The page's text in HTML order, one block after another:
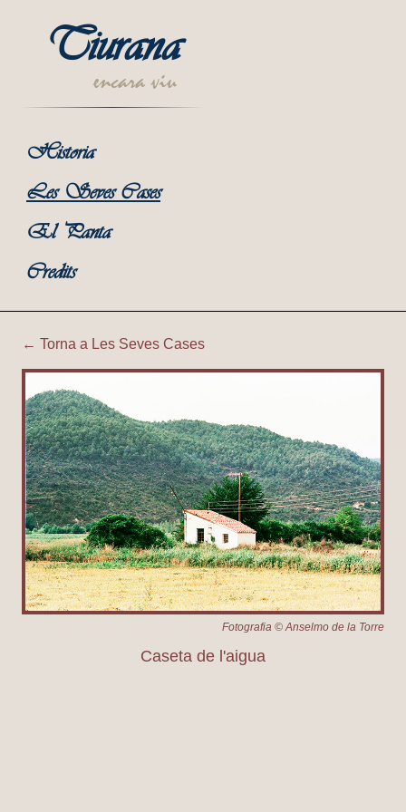
Tiurana
encara viu
Historia
Les Seves Cases
El Panta
Credits
Tiurana | Caseta de l'aigua
← Torna a Les Seves Cases
Fotografia © Anselmo de la Torre
Caseta de l'aigua